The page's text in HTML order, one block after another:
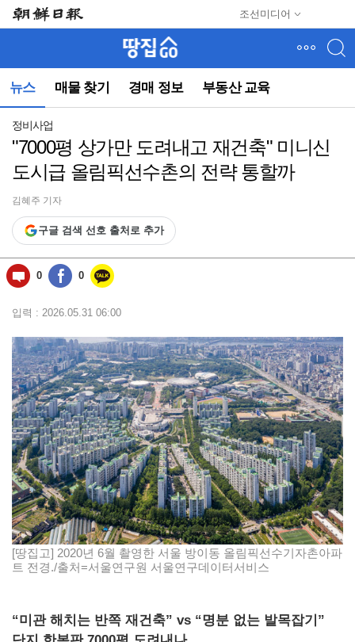
조선미디어
뉴스 매물 찾기 경매 정보 부동산 교육
뉴
(컨
동)
정비사업
"7000평 상가만 도려내고 재건축" 미니신
도시급 올림픽선수촌의 전략 통할까
김혜주 기자
구글 검색 선호 출처로 추가
0 0
입력 : 2026.05.31 06:00
[땅집고] 2020년 6월 촬영한 서울 방이동 올림픽선수기자촌아파
트 전경./출처=서울연구원 서울연구데이터서비스
“미관 해치는 반쪽 재건축” vs “명분 없는 발목잡기”